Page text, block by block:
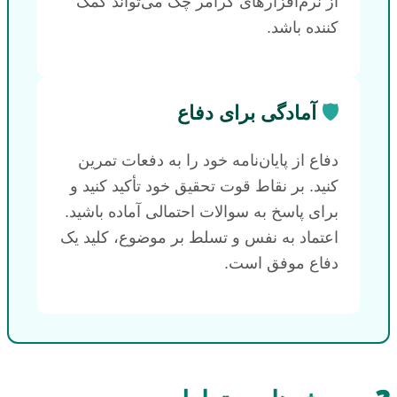
کننده باشد.
🛡️ آمادگی برای دفاع
دفاع از پایان‌نامه خود را به دفعات تمرین
کنید. بر نقاط قوت تحقیق خود تأکید کنید و
برای پاسخ به سوالات احتمالی آماده باشید.
اعتماد به نفس و تسلط بر موضوع، کلید یک
دفاع موفق است.